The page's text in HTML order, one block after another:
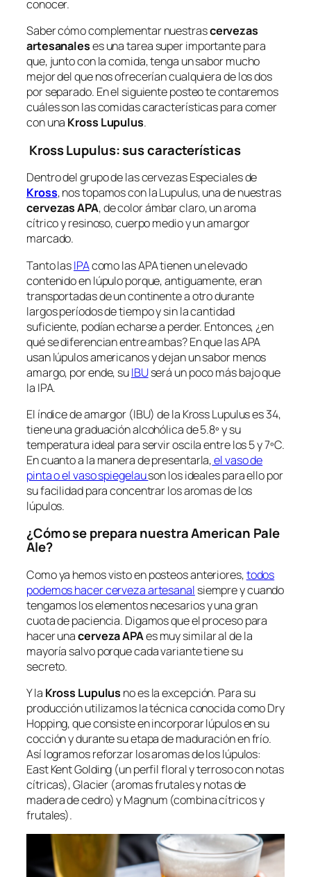
conocer.
Saber cómo complementar nuestrascervezas
artesanaleses una tarea super importante para
que, junto con la comida, tenga un sabor mucho
mejor del que nos ofrecerían cualquiera de los dos
por separado. En el siguiente posteo te contaremos
cuáles son las comidas características para comer
con una Kross Lupulus.
Kross Lupulus: sus características
Dentro del grupo de las cervezas Especiales de
Kross, nos topamos con la Lupulus, una de nuestras
cervezasAPA, de color ámbar claro, un aroma
cítrico y resinoso, cuerpo medio y un amargor
marcado.
Tanto lasIPAcomo las APA tienen un elevado
contenido en lúpulo porque, antiguamente, eran
transportadas de un continente a otro durante
largos períodos de tiempo y sin la cantidad
suficiente, podían echarse a perder. Entonces, ¿en
qué se diferencian entre ambas? En que las APA
usan lúpulos americanos y dejan un sabor menos
amargo, por ende, suIBUserá un poco más bajo que
la IPA.
El índice de amargor (IBU) de la Kross Lupulus es 34,
tiene una graduación alcohólica de 5.8º y su
temperatura ideal para servir oscila entre los 5 y 7ºC.
En cuanto a la manera de presentarla,el vaso de
pinta o el vaso spiegelauson los ideales para ello por
su facilidad para concentrar los aromas de los
lúpulos.
¿Cómo se prepara nuestra American Pale
Ale?
Como ya hemos visto en posteos anteriores,todos
podemos hacer cerveza artesanal siempre y cuando
tengamos los elementos necesarios y una gran
cuota de paciencia. Digamos que el proceso para
hacer unacerveza APAes muy similar al de la
mayoría salvo porque cada variante tiene su
secreto.
Y la Kross Lupulus no es la excepción. Para su
producción utilizamos la técnica conocida como Dry
Hopping, que consiste en incorporar lúpulos en su
cocción y durante su etapa de maduración en frío.
Así logramos reforzar los aromas de los lúpulos:
East Kent Golding (un perfil floral y terroso con notas
cítricas), Glacier (aromas frutales y notas de
madera de cedro) y Magnum (combina cítricos y
frutales).